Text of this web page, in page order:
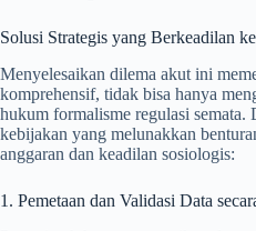
Solusi Strategis yang Berkeadilan
Menyelesaikan dilema akut ini
komprehensif, tidak bisa hanya
hukum formalisme regulasi semata.
kebijakan yang melunakkan
anggaran dan keadilan sosiologis:
1. Pemetaan dan Validasi Data